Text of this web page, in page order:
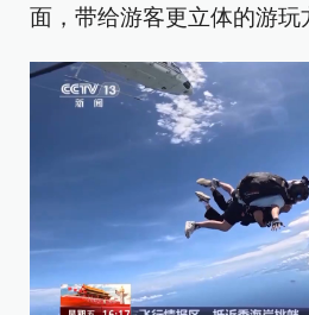
面，带给游客更立体的游玩